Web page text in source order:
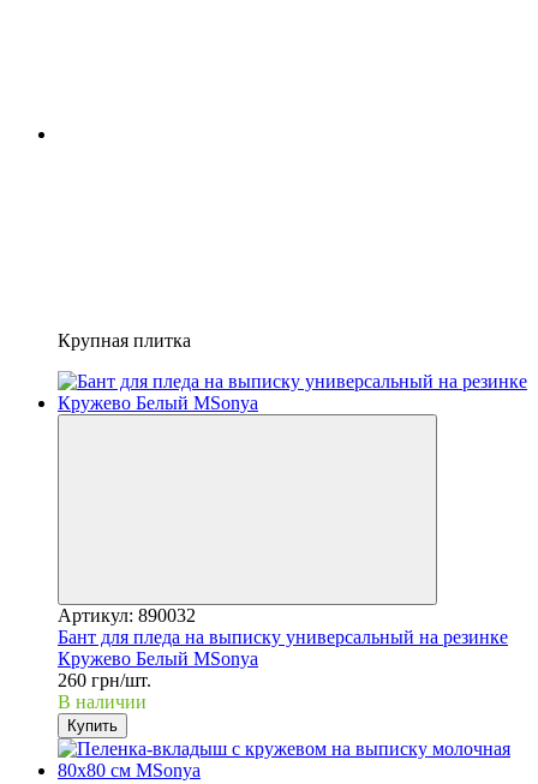
Крупная плитка
Артикул: 890032
Бант для пледа на выписку универсальный на резинке
Кружево Белый MSonya
260 грн/шт.
В наличии
Купить